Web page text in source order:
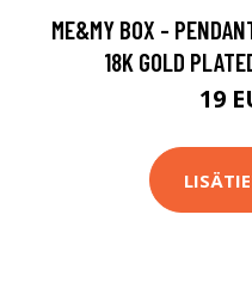
ME&MY BOX -
18K GOLD
19